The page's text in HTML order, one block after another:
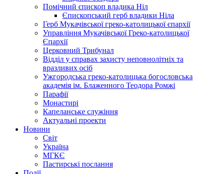
Помічний єпископ владика Ніл
Єпископський герб владики Ніла
Герб Мукачівської греко-католицької єпархії
Управління Мукачівської Греко-католицької
Єпархії
Церковний Трибунал
Відділ у справах захисту неповнолітніх та
вразливих осіб
Ужгородська греко-католицька богословська
академія ім. Блаженного Теодора Ромжі
Парафії
Монастирі
Капеланське служіння
Актуальні проекти
Новини
Світ
Україна
МГКЄ
Пастирські послання